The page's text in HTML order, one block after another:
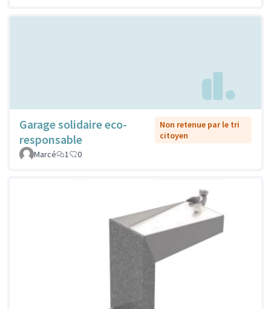
Garage solidaire eco-
responsable
Non retenue par le tri
citoyen
Marcé
1 0